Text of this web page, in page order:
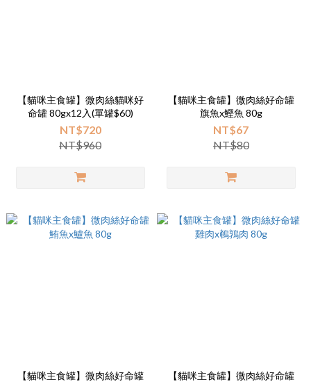
【貓咪主食罐】微肉絲貓咪好
命罐 80gx12入(單罐$60)
NT$720
NT$960
【貓咪主食罐】微肉絲好命罐
旗魚x鰹魚 80g
NT$67
NT$80
【貓咪主食罐】微肉絲好命罐
【貓咪主食罐】微肉絲好命罐